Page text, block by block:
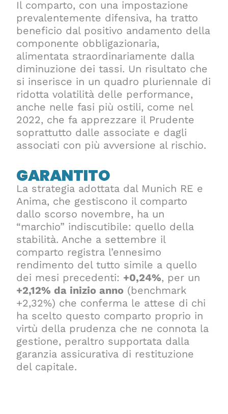
Il comparto, con una impostazione
prevalentemente difensiva, ha tratto
beneficio dal positivo andamento della
componente obbligazionaria,
alimentata straordinariamente dalla
diminuzione dei tassi. Un risultato che
si inserisce in un quadro pluriennale di
ridotta volatilità delle performance,
anche nelle fasi più ostili, come nel
2022, che fa apprezzare il Prudente
soprattutto dalle associate e dagli
associati con più avversione al rischio.
GARANTITO
La strategia adottata dal Munich RE e
Anima, che gestiscono il comparto
dallo scorso novembre, ha un
“marchio” indiscutibile: quello della
stabilità. Anche a settembre il
comparto registra l’ennesimo
rendimento del tutto simile a quello
dei mesi precedenti: +0,24%, per un
+2,12% da inizio anno (benchmark
+2,32%) che conferma le attese di chi
ha scelto questo comparto proprio in
virtù della prudenza che ne connota la
gestione, peraltro supportata dalla
garanzia assicurativa di restituzione
del capitale.